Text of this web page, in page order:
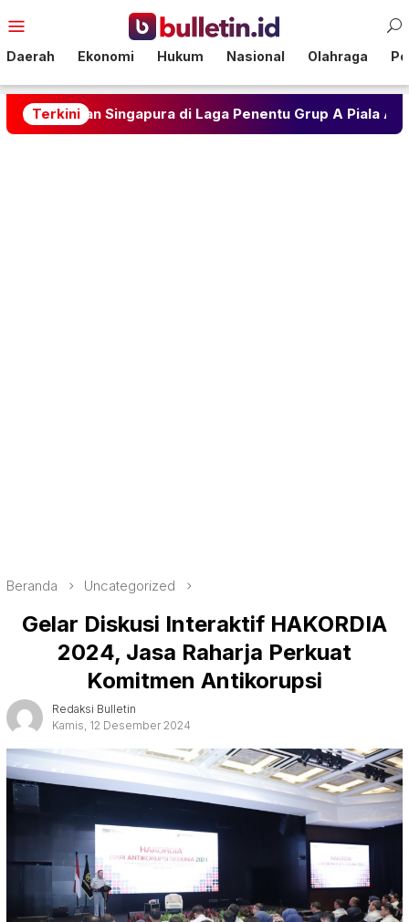
ke
Mobile
Daerah Ekonomi Hukum Nasional Olahraga
Terkinidi Laga Penentu Grup A Piala AFF 2026
Beranda Uncategorized
Gelar Diskusi Interaktif HAKORDIA
2024, Jasa Raharja Perkuat
Komitmen Antikorupsi
Redaksi Bulletin
Kamis, 12 Desember 2024